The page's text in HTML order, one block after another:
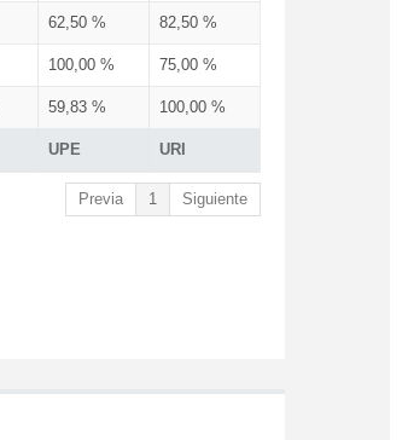
UPE URI
62,50 % 82,50 %
100,00 % 75,00 %
59,83 % 100,00 %
Previa 1 Siguiente